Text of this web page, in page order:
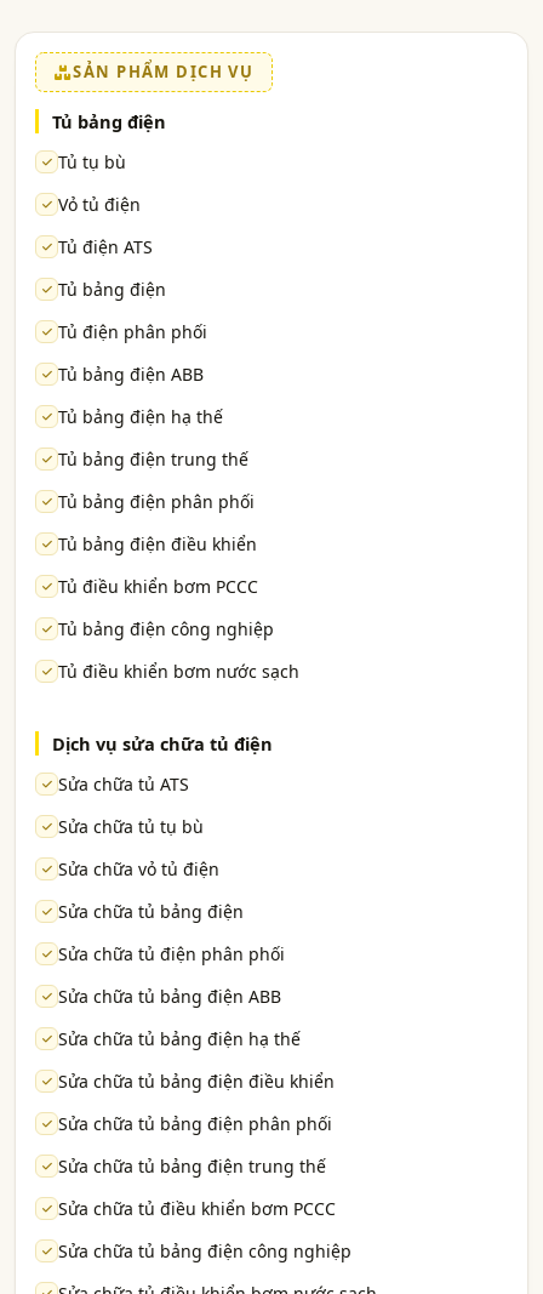
SẢN PHẨM DỊCH VỤ
Tủ bảng điện
Tủ tụ bù
Vỏ tủ điện
Tủ điện ATS
Tủ bảng điện
Tủ điện phân phối
Tủ bảng điện ABB
Tủ bảng điện hạ thế
Tủ bảng điện trung thế
Tủ bảng điện phân phối
Tủ bảng điện điều khiển
Tủ điều khiển bơm PCCC
Tủ bảng điện công nghiệp
Tủ điều khiển bơm nước sạch
Dịch vụ sửa chữa tủ điện
Sửa chữa tủ ATS
Sửa chữa tủ tụ bù
Sửa chữa vỏ tủ điện
Sửa chữa tủ bảng điện
Sửa chữa tủ điện phân phối
Sửa chữa tủ bảng điện ABB
Sửa chữa tủ bảng điện hạ thế
Sửa chữa tủ bảng điện điều khiển
Sửa chữa tủ bảng điện phân phối
Sửa chữa tủ bảng điện trung thế
Sửa chữa tủ điều khiển bơm PCCC
Sửa chữa tủ bảng điện công nghiệp